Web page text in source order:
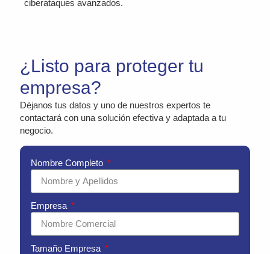
ciberataques avanzados.
¿Listo para proteger tu
empresa?
Déjanos tus datos y uno de nuestros expertos te
contactará con una solución efectiva y adaptada a tu
negocio.
Nombre Completo
Empresa
Tamaño Empresa